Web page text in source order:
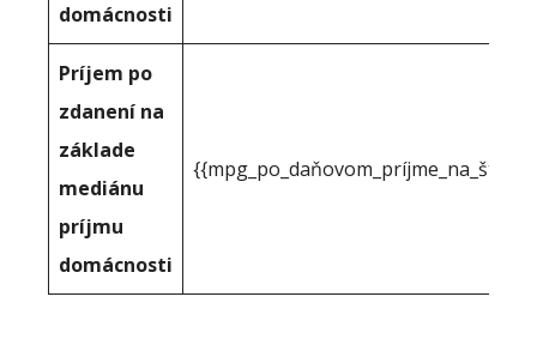
domácnosti
Príjem po
zdanení na
základe
mediánu
príjmu
domácnosti